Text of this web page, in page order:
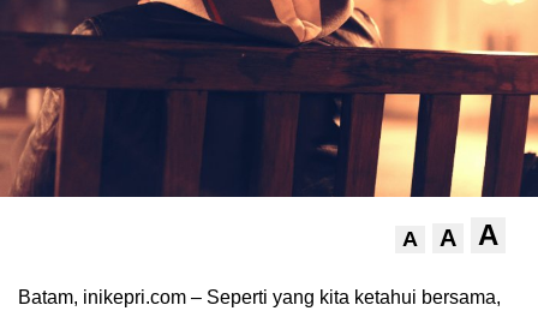
A A A
Batam, inikepri.com – Seperti yang kita ketahui bersama,